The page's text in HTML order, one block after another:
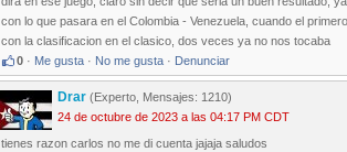
con lo que pasara en el Colombia - Venezuela, cuando el
con la clasificacion en el clasico, dos veces ya no nos tocaba
0 · Me gusta · No me gusta · Denunciar
Drar (Experto, Mensajes: 1210)
24 de octubre de 2023 a las 04:17 PM CDT
tienes razon carlos no me di cuenta jajaja saludos